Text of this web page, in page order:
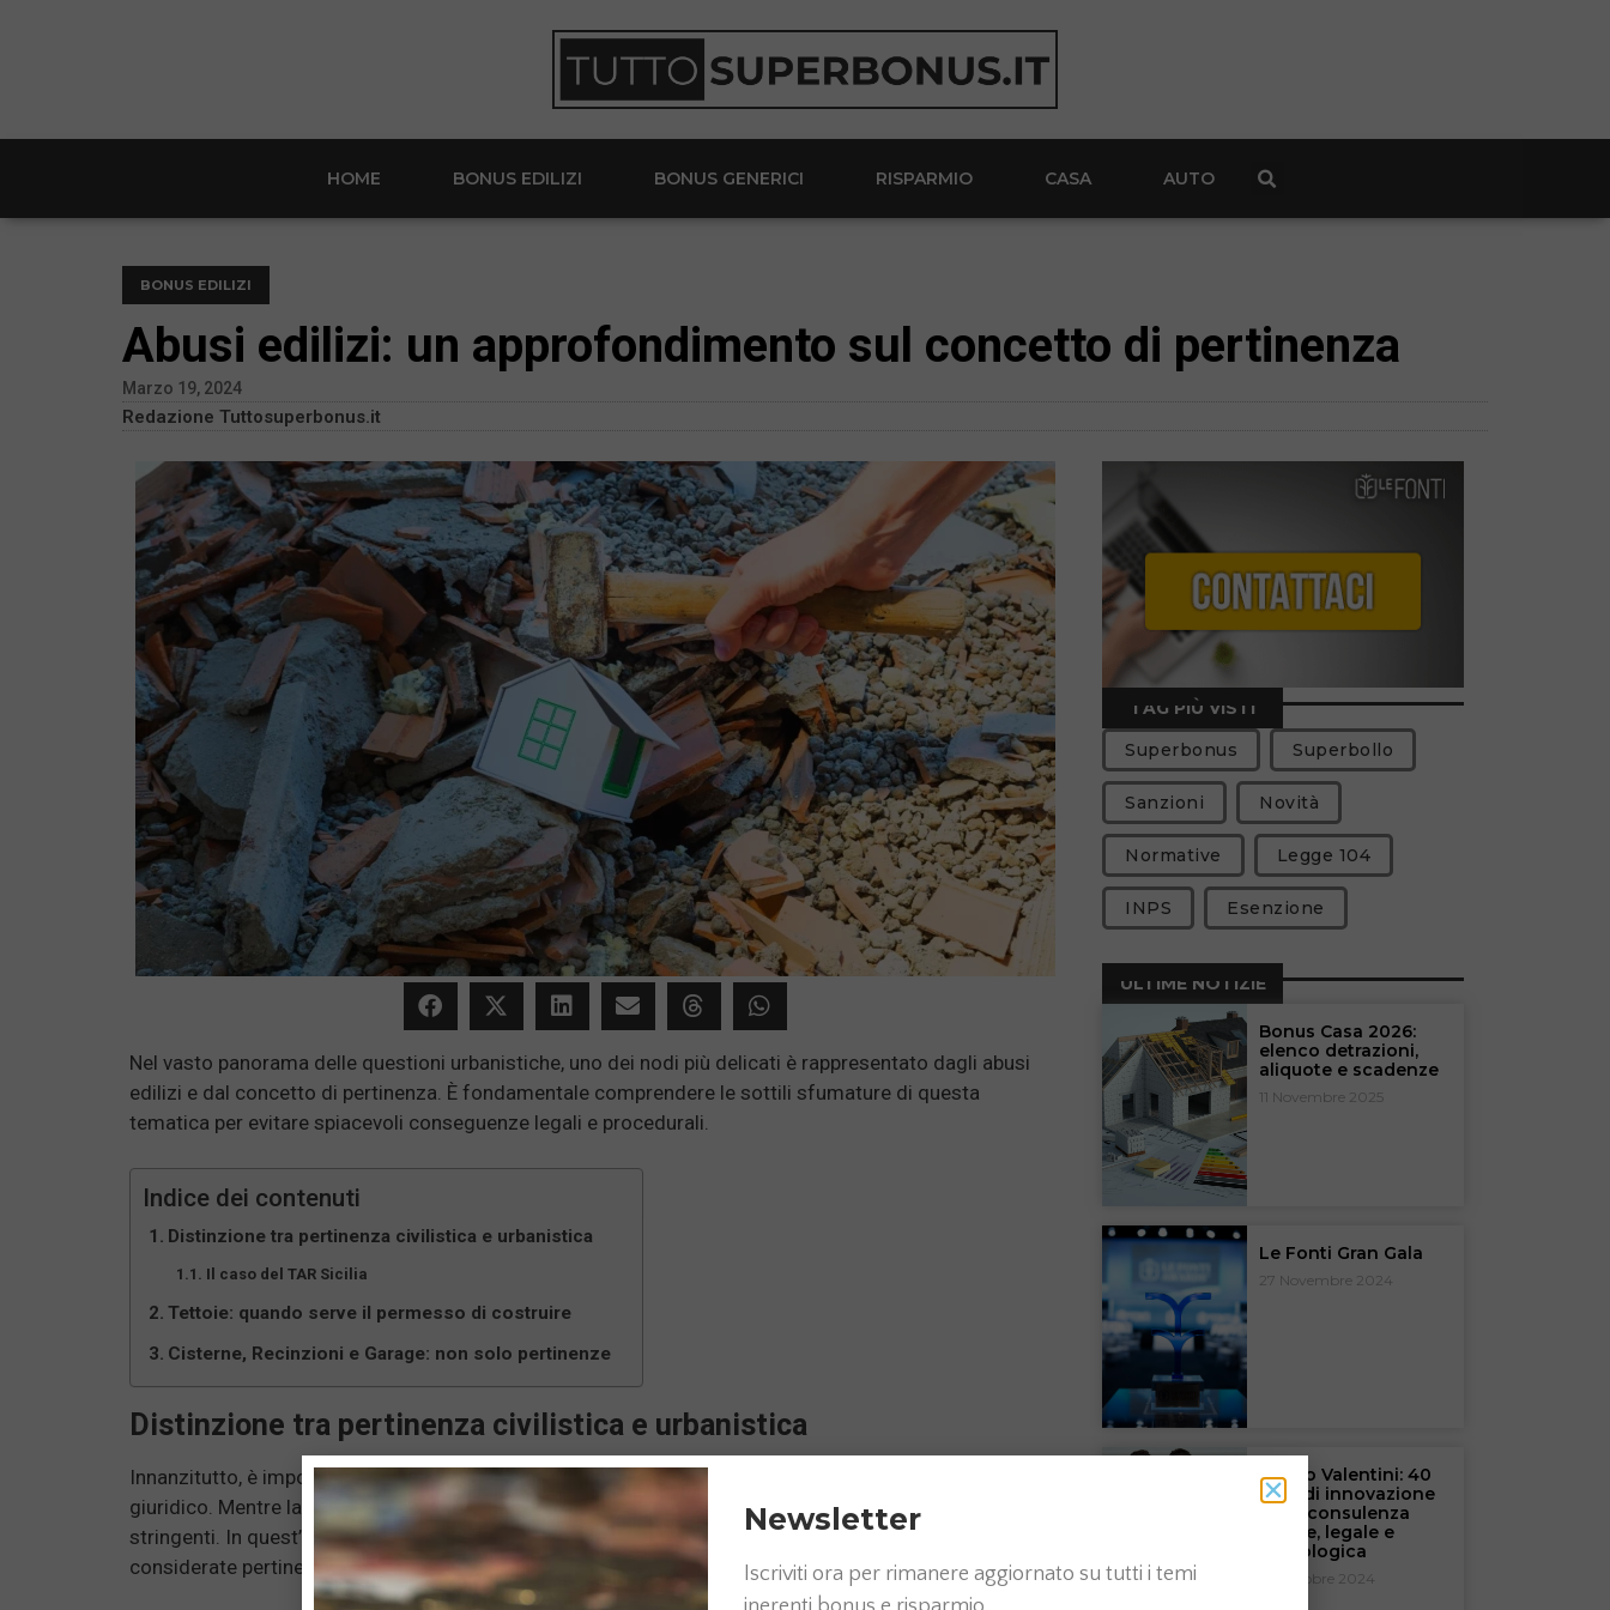
HOME BONUS EDILIZI BONUS GENERICI RISPARMIO CASA AUTO
BONUS EDILIZI
Abusi edilizi: un approfondimento sul concetto di pertinenza
Marzo 19, 2024
Redazione Tuttosuperbonus.it
Nel vasto panorama delle questioni urbanistiche, uno dei nodi più delicati è rappresentato dagli abusi
edilizi e dal concetto di pertinenza. È fondamentale comprendere le sottili sfumature di questa
tematica per evitare spiacevoli conseguenze legali e procedurali.
Indice dei contenuti
Distinzione tra pertinenza civilistica e urbanistica
Il caso del TAR Sicilia
Tettoie: quando serve il permesso di costruire
Cisterne, Recinzioni e Garage: non solo pertinenze
Distinzione tra pertinenza civilistica e urbanistica
Innanzitutto, è importante chiarire che il concetto di pertinenza varia a seconda del contesto
giuridico. Mentre la nozione civilistica è più ampia e meno rigida, quella urbanistica impone criteri più
stringenti. In quest’ottica, non tutte le opere collegate a un bene principale possono essere
considerate pertinenziali.
TAG PIÙ VISTI
Superbonus
Superbollo
Sanzioni Novità
Normative Legge 104
INPS Esenzione
ULTIME NOTIZIE
Bonus Casa 2026:
elenco detrazioni,
aliquote e scadenze
11 Novembre 2025
Le Fonti Gran Gala
27 Novembre 2024
Studio Valentini: 40
anni di innovazione
nella consulenza
fiscale, legale e
tecnologica
25 Ottobre 2024
Newsletter
Iscriviti ora per rimanere aggiornato su tutti i temi